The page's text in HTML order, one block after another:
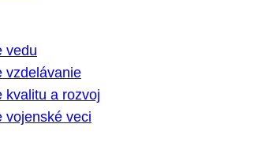
vedu
vzdelávanie
kvalitu a rozvoj
vojenské veci